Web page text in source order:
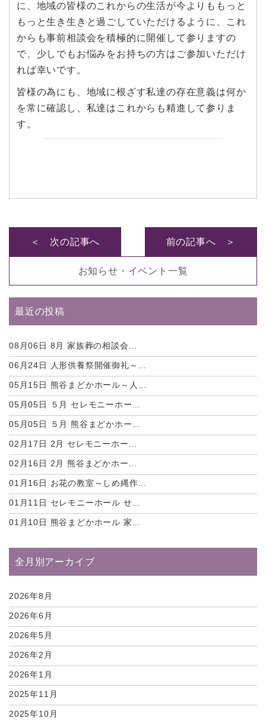
に、地域の皆様のこれからの生活が今よりももっと
もっと生き生きと過ごしていただけるように、これ
からも事前相談会を積極的に開催して参りますの
で、少しでもお悩みをお持ちの方はご参加いただけ
れば幸いです。
皆様の為にも、地域に根ざす私達の存在意義は何か
を常に確認し、私達はこれからも精進して参りま
す。
＜ 次の記事へ
お知らせ・イベント一覧
前の記事へ ＞
最近の投稿
08月06日 8月 家族葬の相談会...
06月24日 人形供養祭開催御礼～...
05月15日 熊谷まどかホール～人...
05月05日 ５月 セレモニーホー...
05月05日 ５月 熊谷まどかホー...
02月17日 2月 セレモニーホー...
02月16日 2月 熊谷まどかホー...
01月16日 お花の教室～しめ縄作...
01月11日 セレモニーホール せ...
01月10日 熊谷まどかホール 家...
全月別アーカイブ
2026年8月
2026年6月
2026年5月
2026年2月
2026年1月
2025年11月
2025年10月